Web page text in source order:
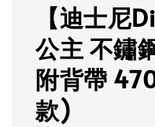
【迪士尼
公主 不鏽
附背帶
款)